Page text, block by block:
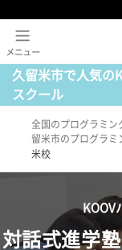
久留米市で人気の
スクール
全国のプログラミン
留米市のプログラミ
米校
KOOV
対話式進学